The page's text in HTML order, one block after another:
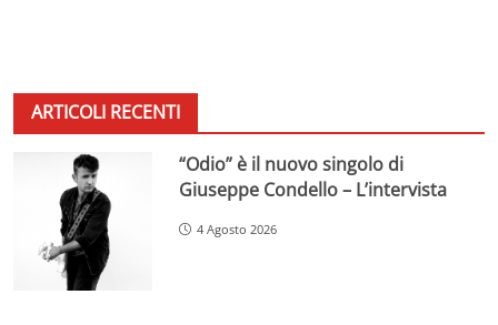
ARTICOLI RECENTI
“Odio” è il nuovo singolo di
Giuseppe Condello – L’intervista
4 Agosto 2026